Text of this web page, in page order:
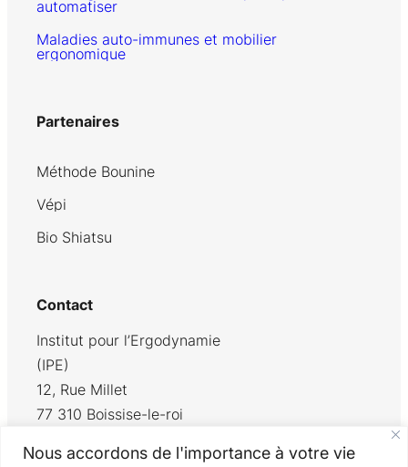
Nous accordons de l'importance à votre vie
automatiser
Maladies auto-immunes et mobilier
ergonomique
Partenaires
Méthode Bounine
Vépi
Bio Shiatsu
Contact
Institut pour l’Ergodynamie
(IPE)
12, Rue Millet
77 310 Boissise-le-roi